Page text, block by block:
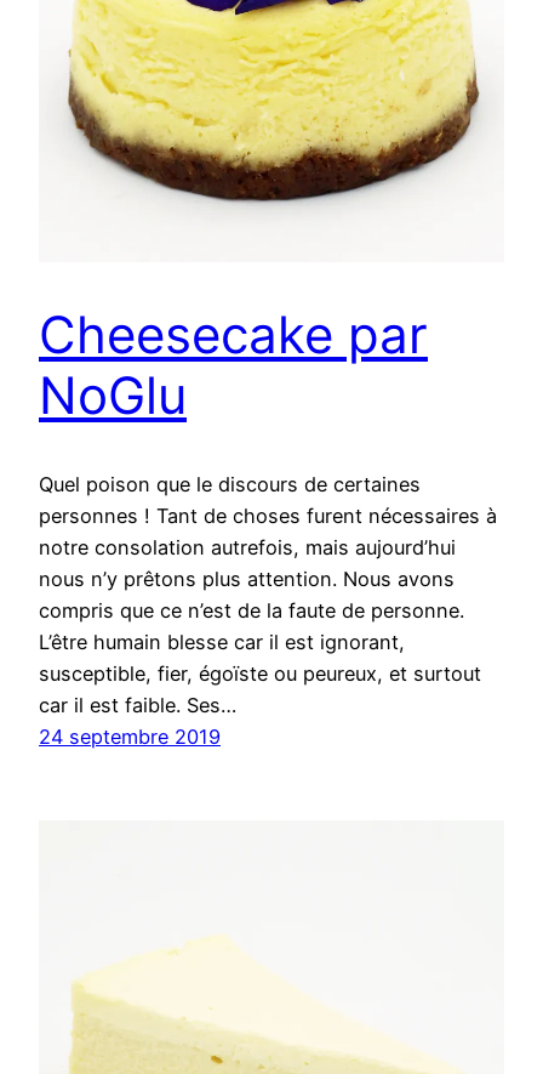
Cheesecake par
NoGlu
Quel poison que le discours de certaines
personnes ! Tant de choses furent nécessaires à
notre consolation autrefois, mais aujourd’hui
nous n’y prêtons plus attention. Nous avons
compris que ce n’est de la faute de personne.
L’être humain blesse car il est ignorant,
susceptible, fier, égoïste ou peureux, et surtout
car il est faible. Ses…
24 septembre 2019